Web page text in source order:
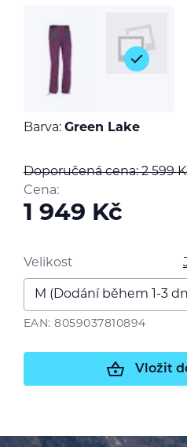
Barva: Green Lake
Doporučená cena: 2 599
Cena:
1 949 Kč
Velikost
EAN: 8059037810894
Vložit